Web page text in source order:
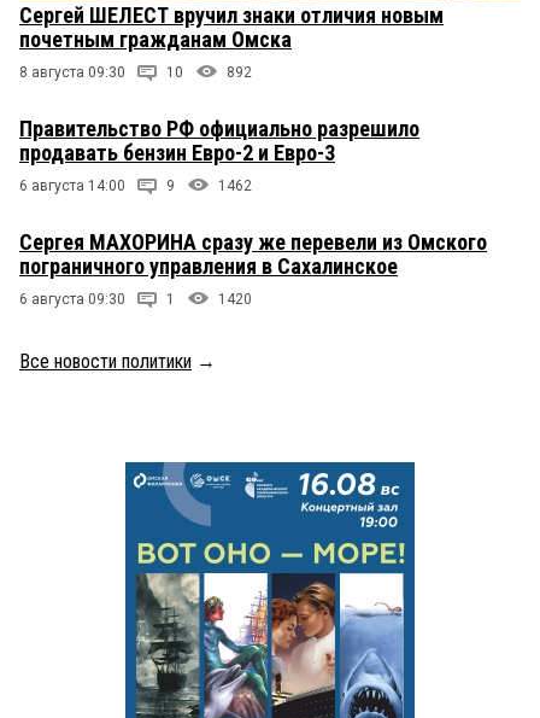
Сергей ШЕЛЕСТ вручил знаки отличия новым
почетным гражданам Омска
8 августа 09:30 10 892
Правительство РФ официально разрешило
продавать бензин Евро-2 и Евро-3
6 августа 14:00 9 1462
Сергея МАХОРИНА сразу же перевели из Омского
пограничного управления в Сахалинское
6 августа 09:30 1 1420
Все новости политики →